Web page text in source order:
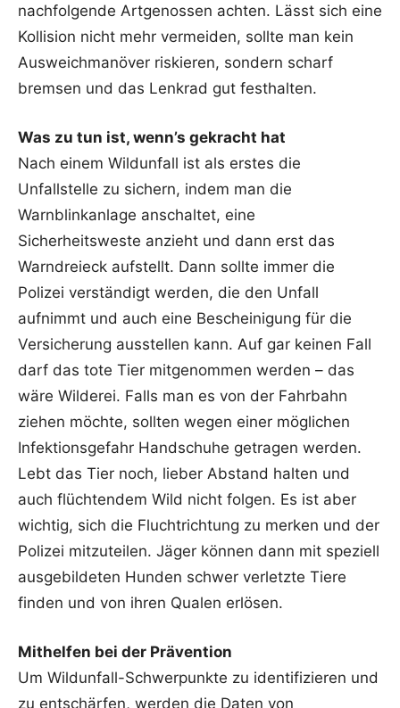
nachfolgende Artgenossen achten. Lässt sich eine
Kollision nicht mehr vermeiden, sollte man kein
Ausweichmanöver riskieren, sondern scharf
bremsen und das Lenkrad gut festhalten.
Was zu tun ist, wenn’s gekracht hat
Nach einem Wildunfall ist als erstes die
Unfallstelle zu sichern, indem man die
Warnblinkanlage anschaltet, eine
Sicherheitsweste anzieht und dann erst das
Warndreieck aufstellt. Dann sollte immer die
Polizei verständigt werden, die den Unfall
aufnimmt und auch eine Bescheinigung für die
Versicherung ausstellen kann. Auf gar keinen Fall
darf das tote Tier mitgenommen werden – das
wäre Wilderei. Falls man es von der Fahrbahn
ziehen möchte, sollten wegen einer möglichen
Infektionsgefahr Handschuhe getragen werden.
Lebt das Tier noch, lieber Abstand halten und
auch flüchtendem Wild nicht folgen. Es ist aber
wichtig, sich die Fluchtrichtung zu merken und der
Polizei mitzuteilen. Jäger können dann mit speziell
ausgebildeten Hunden schwer verletzte Tiere
finden und von ihren Qualen erlösen.
Mithelfen bei der Prävention
Um Wildunfall-Schwerpunkte zu identifizieren und
zu entschärfen, werden die Daten von